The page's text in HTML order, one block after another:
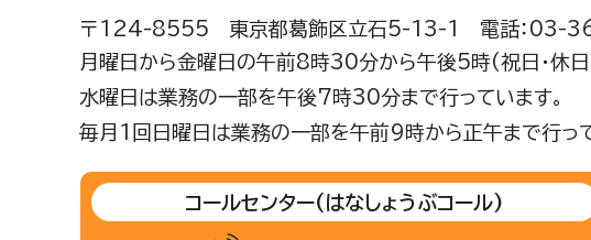
〒124-8555 東京都葛飾区立石5-13-1 電話：03-
月曜日から金曜日の午前8時30分から午後5時(祝日・休
水曜日は業務の一部を午後7時30分まで行っています。
毎月1回日曜日は業務の一部を午前9時から正午まで行って
コールセンター(はなしょうぶコール)